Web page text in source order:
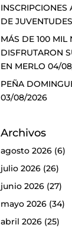
INSCRIPCIONES
DE JUVENTUDES
MÁS DE 100 MIL
DISFRUTARON
EN MERLO 04/
PEÑA
03/08/2026
Archivos
agosto 2026(6)
julio 2026(26)
junio 2026(27)
mayo 2026(34)
abril 2026(25)